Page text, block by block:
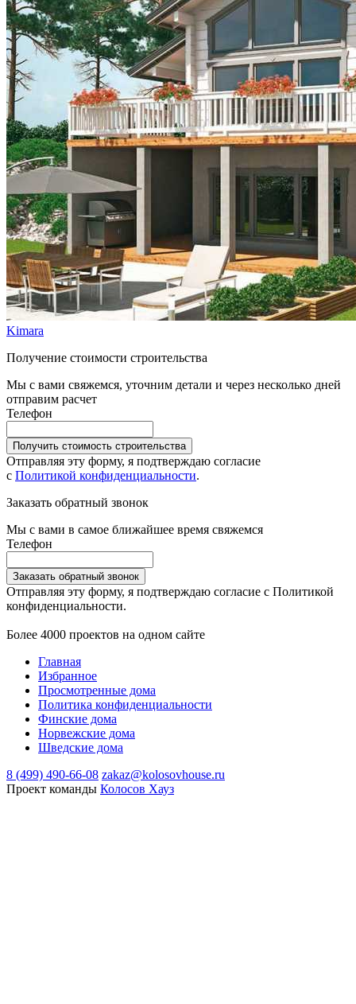
Kimara
Получение стоимости строительства
Мы с вами свяжемся, уточним детали и через несколько дней
отправим расчет
Телефон
Получить стоимость строительства
Отправляя эту форму, я подтверждаю согласие
с Политикой конфиденциальности.
Заказать обратный звонок
Мы с вами в самое ближайшее время свяжемся
Телефон
Заказать обратный звонок
Отправляя эту форму, я подтверждаю согласие с Политикой
конфиденциальности.
Более 4000 проектов на одном сайте
Главная
Избранное
Просмотренные дома
Политика конфиденциальности
Финские дома
Норвежские дома
Шведские дома
8 (499) 490-66-08 zakaz@kolosovhouse.ru
Проект команды Колосов Хауз